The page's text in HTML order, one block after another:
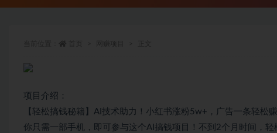
项目介绍：
【轻松搞钱秘籍】AI技术助力！小红书涨粉5w+，广告一条轻松
你只需一部手机，即可参与这个AI搞钱项目！不到2个月时间，